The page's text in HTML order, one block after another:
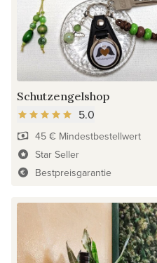
Schutzengelshop
5.0
45 € Mindestbestellwert
Star Seller
Bestpreisgarantie